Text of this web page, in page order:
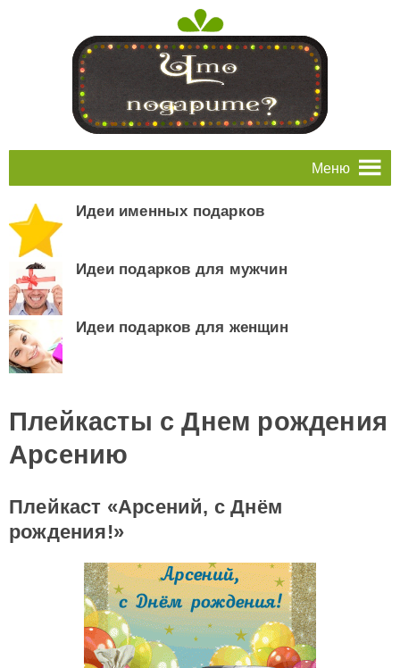
Меню
Идеи именных подарков
Идеи подарков для мужчин
Идеи подарков для женщин
Плейкасты с Днем рождения
Арсению
Плейкаст «Арсений, с Днём
рождения!»